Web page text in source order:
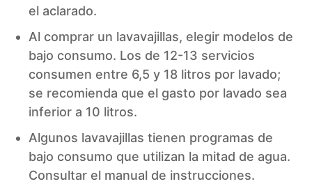
el aclarado.
Al comprar un lavavajillas, elegir modelos de
bajo consumo. Los de 12-13 servicios
consumen entre 6,5 y 18 litros por lavado;
se recomienda que el gasto por lavado sea
inferior a 10 litros.
Algunos lavavajillas tienen programas de
bajo consumo que utilizan la mitad de agua.
Consultar el manual de instrucciones.